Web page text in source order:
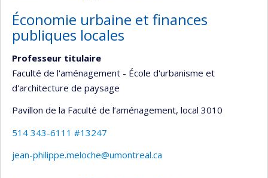
Économie urbaine et finances
publiques locales
Professeur titulaire
Faculté de l'aménagement - École d'urbanisme et
d'architecture de paysage
Pavillon de la Faculté de l’aménagement, local 3010
514 343-6111 #13247
jean-philippe.meloche@umontreal.ca